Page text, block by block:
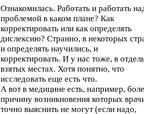
Настоятельно рекомендую
ознакомиться!!!
Ознакомилась. Работать и работать
проблемой в каком плане? Как
корректировать или как определять
дислексию? Странно, в некоторых
и определять научились, и
корректировать. И у нас тоже, в
взятых местах. Хотя понятно, что
исследовать еще есть что.
А вот в медицине есть, например,
причину возникновения которых
точно выяснить не могут (если надо,